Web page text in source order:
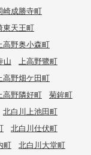
崎成勝寺町
東天王町
高野奥小森町
山
上高野鷺町
高野畑ケ田町
高野隣好町
菊鉾町
北白川上池田町
北白川仕伏町
町
北白川大堂町